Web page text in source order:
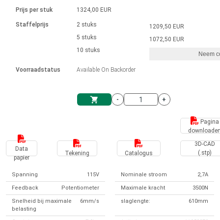
Eenheidssysteem
Solenoïden
driver
Ø 28-42| 1-1400 rpm | <= 290Ncm
Borstelloze DC-motordrivers
Borstel DC-motordrivers DPWM-
Stappenmotor drivers
Synchroon-asynchroon | voor 1-4 aandrijvingen
Besturingskasten
Synchroon-asynchroon | voor 1-4 aandrijvingen
Français (EUR)
Norsk (NOK)
Suomi (EUR)
Svenska (SEK)
Prijs per stuk
Staffelprijs
Voorraadstatus
1324,00 EUR
2 stuks
5 stuks
10 stuks
Available On Backorder
1209,50 EUR
1072,50 EUR
Neem
- +
Pagina
Data
papier
Tekening Catalogus
3D-CAD
(.stp)
Spanning 115V Nominale stroom 2,7A
Feedback Potentiometer Maximale kracht 3500N
Snelheid bij maximale
belasting
6mm/s slaglengte: 610mm